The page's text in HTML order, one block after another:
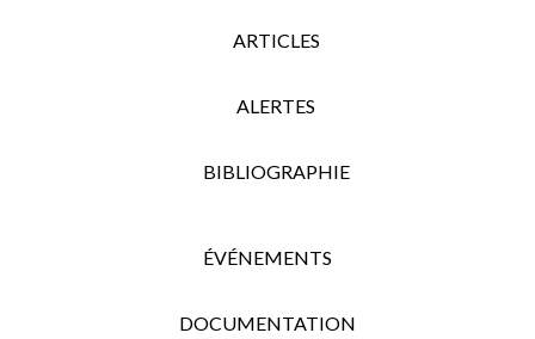
ARTICLES
ALERTES
BIBLIOGRAPHIE
ÉVÉNEMENTS
DOCUMENTATION